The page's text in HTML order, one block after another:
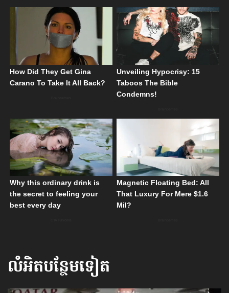
លំអិតបន្ថែមទៀត